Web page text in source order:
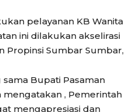
pelayanan KB Wanita
ini dilakukan akselirasi
Propinsi Sumbar Sumbar,
Bupati Pasaman
mengatakan , Pemerintah
mengapresiasi dan